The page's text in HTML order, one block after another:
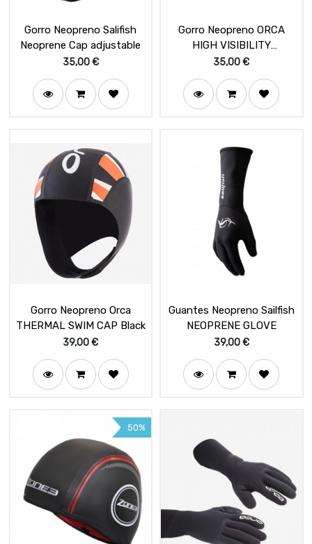
Gorro Neopreno Salifish
Neoprene Cap adjustable
35,00€
Gorro Neopreno ORCA
HIGH VISIBILITY
NEOPRENE SWIM CAP
35,00€
Gorro Neopreno Orca
THERMAL SWIM CAP Black
39,00€
Guantes Neopreno Sailfish
NEOPRENE GLOVE
39,00€
50%